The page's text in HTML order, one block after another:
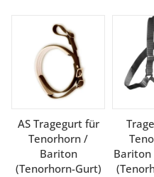
AS Tragegurt für
Tenorhorn /
Bariton
(Tenorhorn-Gurt)